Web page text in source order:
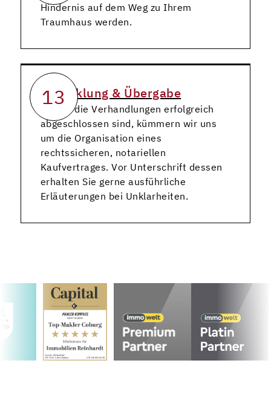
Hindernis auf dem Weg zu Ihrem
Traumhaus werden.
13
Abwicklung & Übergabe
Sobald die Verhandlungen erfolgreich
abgeschlossen sind, kümmern wir uns
um die Organisation eines
rechtssicheren, notariellen
Kaufvertrages. Vor Unterschrift dessen
erhalten Sie gerne ausführliche
Erläuterungen bei Unklarheiten.